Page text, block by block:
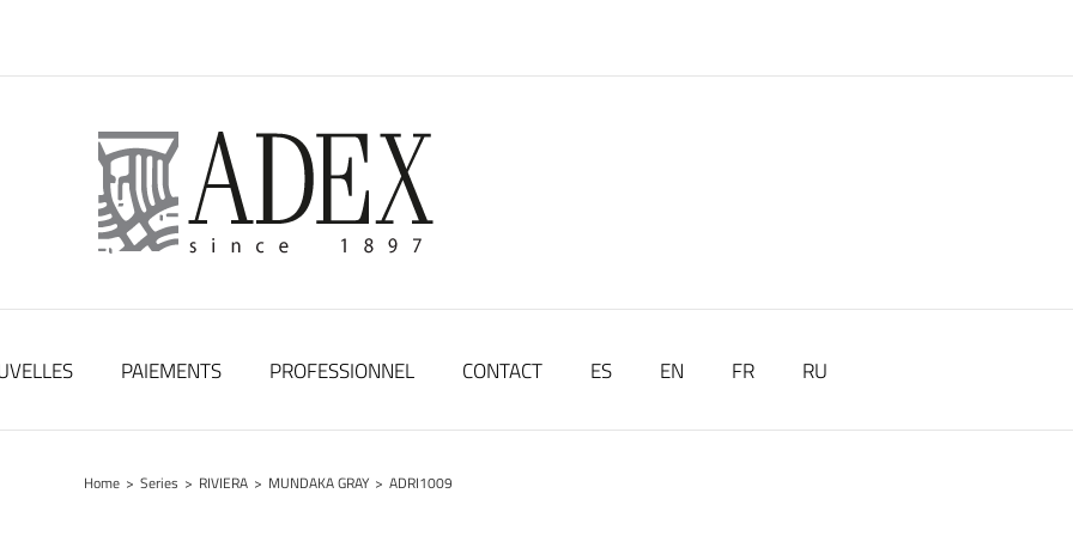
PAIEMENTS PROFESSIONNEL CONTACT ES EN FR RU
Home > Series > RIVIERA > MUNDAKA GRAY > ADRI1009